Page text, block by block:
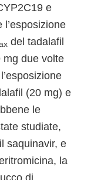
e
del tadalafil
mg due volte
(20 mg) e
le
studiate,
saquinavir, e
la
di